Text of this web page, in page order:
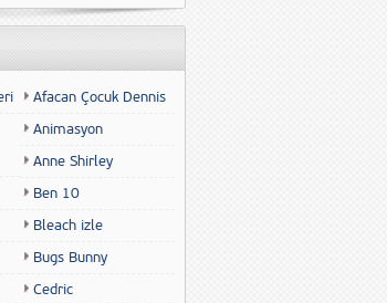
Afacan Çocuk Dennis
Animasyon
Anne Shirley
Ben 10
Bleach izle
Bugs Bunny
Cedric